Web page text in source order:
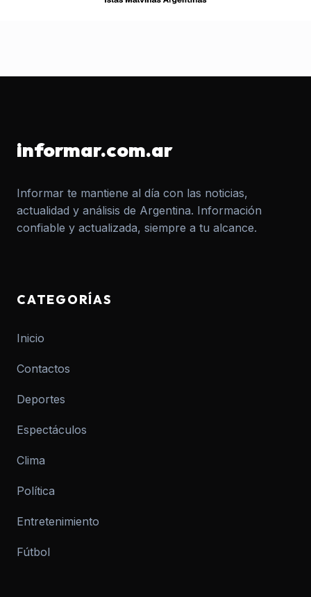
informar.com.ar
Informar te mantiene al día con las noticias,
actualidad y análisis de Argentina. Información
confiable y actualizada, siempre a tu alcance.
CATEGORÍAS
Inicio
Contactos
Deportes
Espectáculos
Clima
Política
Entretenimiento
Fútbol